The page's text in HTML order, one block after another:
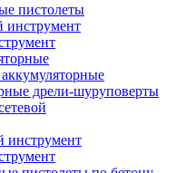
пистолеты
инструмент
дрели-шуруповерты
инструмент